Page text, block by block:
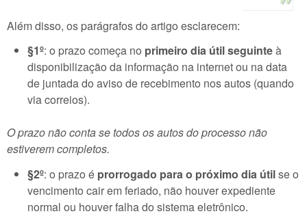
Além disso, os parágrafos do artigo esclarecem:
§1º: o prazo começa no primeiro dia útil seguinteà
disponibilização da informação na internet ou na data
de juntada do aviso de recebimento nos autos (quando
via correios).
O prazo não conta se todos os autos do processo não
estiverem completos.
§2º: o prazo é prorrogado para o próximo dia útilse o
vencimento cair em feriado, não houver expediente
normal ou houver falha do sistema eletrônico.